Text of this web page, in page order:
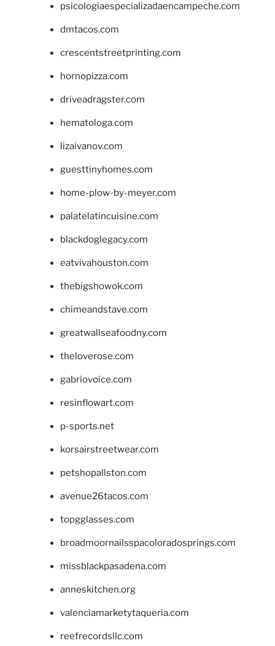
psicologiaespecializadaencampeche.com
dmtacos.com
crescentstreetprinting.com
hornopizza.com
driveadragster.com
hematologa.com
lizaivanov.com
guesttinyhomes.com
home-plow-by-meyer.com
palatelatincuisine.com
blackdoglegacy.com
eatvivahouston.com
thebigshowok.com
chimeandstave.com
greatwallseafoodny.com
theloverose.com
gabriovoice.com
resinflowart.com
p-sports.net
korsairstreetwear.com
petshopallston.com
avenue26tacos.com
topgglasses.com
broadmoornailsspacoloradosprings.com
missblackpasadena.com
anneskitchen.org
valenciamarketytaqueria.com
reefrecordsllc.com